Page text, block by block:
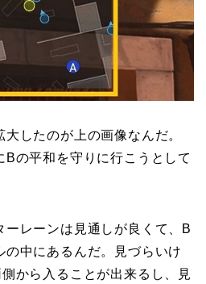
したのが上の画像なんだ。
の平和を守りに行こうとして
ーレーンは見通しが良くて、B
中にあるんだ。見づらいけ
から入ることが出来るし、見